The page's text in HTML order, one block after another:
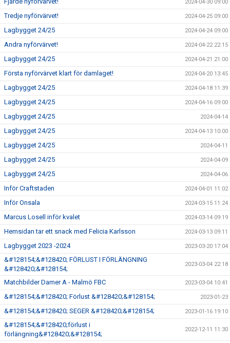
2024-04-30 09:00
Tredje nyförvärvet! 2024-04-25 09:00
Lagbygget 24/25 2024-04-24 09:00
Andra nyförvärvet! 2024-04-22 22:15
Lagbygget 24/25 2024-04-21 21:00
Första nyförvärvet klart för damlaget! 2024-04-20 13:45
Lagbygget 24/25 2024-04-18 11:39
Lagbygget 24/25 2024-04-16 09:00
Lagbygget 24/25 2024-04-14
Lagbygget 24/25 2024-04-13 10:00
Lagbygget 24/25 2024-04-11
Lagbygget 24/25 2024-04-09
Lagbygget 24/25 2024-04-06
Inför Craftstaden 2024-04-01 11:02
Inför Onsala 2024-03-15 11:24
Marcus Losell inför kvalet 2024-03-14 09:19
Hemsidan tar ett snack med Felicia Karlsson 2024-03-13 09:11
Lagbygget 2023 -2024 2023-03-20 17:04
&#128154;&#128420; FÖRLUST I FÖRLÄNGNING
&#128420;&#128154;
2023-03-04 22:18
Matchbilder Damer A - Malmö FBC 2023-03-04 10:41
&#128154;&#128420; Förlust &#128420;&#128154; 2023-01-23
&#128154;&#128420; SEGER &#128420;&#128154; 2023-01-16 19:10
&#128154;&#128420;förlust i
förlängning&#128420;&#128154;
2022-12-11 11:30